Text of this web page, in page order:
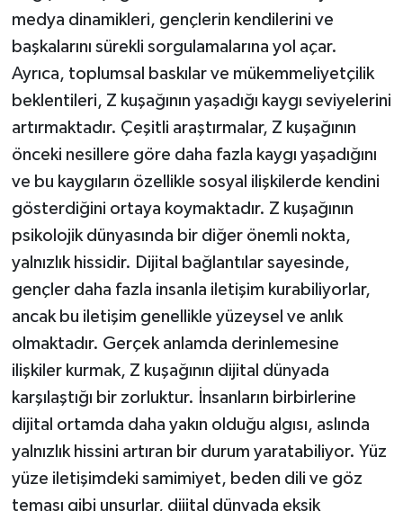
medya dinamikleri, gençlerin kendilerini ve
başkalarını sürekli sorgulamalarına yol açar.
Ayrıca, toplumsal baskılar ve mükemmeliyetçilik
beklentileri, Z kuşağının yaşadığı kaygı seviyelerini
artırmaktadır. Çeşitli araştırmalar, Z kuşağının
önceki nesillere göre daha fazla kaygı yaşadığını
ve bu kaygıların özellikle sosyal ilişkilerde kendini
gösterdiğini ortaya koymaktadır. Z kuşağının
psikolojik dünyasında bir diğer önemli nokta,
yalnızlık hissidir. Dijital bağlantılar sayesinde,
gençler daha fazla insanla iletişim kurabiliyorlar,
ancak bu iletişim genellikle yüzeysel ve anlık
olmaktadır. Gerçek anlamda derinlemesine
ilişkiler kurmak, Z kuşağının dijital dünyada
karşılaştığı bir zorluktur. İnsanların birbirlerine
dijital ortamda daha yakın olduğu algısı, aslında
yalnızlık hissini artıran bir durum yaratabiliyor. Yüz
yüze iletişimdeki samimiyet, beden dili ve göz
teması gibi unsurlar, dijital dünyada eksik